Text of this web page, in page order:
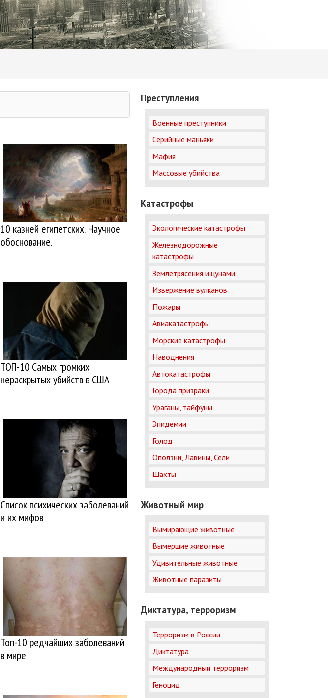
10 казней египетских. Научное
обоснование.
ТОП-10 Самых громких
нераскрытых убийств в США
Список психических заболеваний
и их мифов
Топ-10 редчайших заболеваний
в мире
Преступления
Военные преступники
Серийные маньяки
Мафия
Массовые убийства
Катастрофы
Экологические катастрофы
Железнодорожные
катастрофы
Землетрясения и цунами
Извержение вулканов
Пожары
Авиакатастрофы
Морские катастрофы
Наводнения
Автокатастрофы
Города призраки
Ураганы, тайфуны
Эпидемии
Голод
Оползни, Лавины, Сели
Шахты
Животный мир
Вымирающие животные
Вымершие животные
Удивительные животные
Животные паразиты
Диктатура, терроризм
Терроризм в России
Диктатура
Международный терроризм
Геноцид